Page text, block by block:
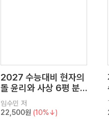
2027 수능대비 현자의
돌 윤리와 사상 6평 분
석서&EBS 수능완성 연
계 N제
임수민 저
22,500원 (10%↓)